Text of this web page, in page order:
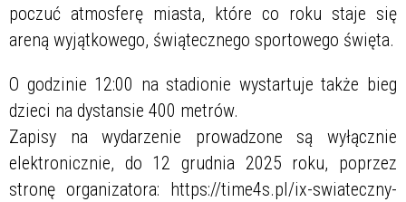
poczuć atmosferę miasta, które co roku staje się
areną wyjątkowego, świątecznego sportowego święta.
O godzinie 12:00 na stadionie wystartuje także bieg
dzieci na dystansie 400 metrów.
Zapisy na wydarzenie prowadzone są wyłącznie
elektronicznie, do 12 grudnia 2025 roku, poprzez
stronę organizatora: https://time4s.pl/ix-swiateczny-